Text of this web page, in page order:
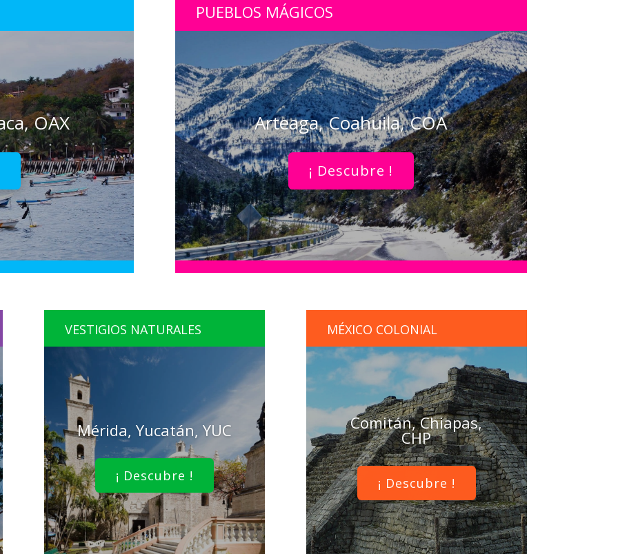
OAX
PUEBLOS MÁGICOS
Arteaga, Coahuila, COA
¡ Descubre !
VESTIGIOS NATURALES
Mérida, Yucatán, YUC
¡ Descubre !
MÉXICO COLONIAL
Comitán, Chiapas,
CHP
¡ Descubre !